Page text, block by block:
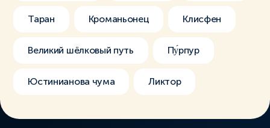
Таран Кроманьонец Клисфен
Великий шёлковый путь Пу́рпур
Юстинианова чума Ликтор